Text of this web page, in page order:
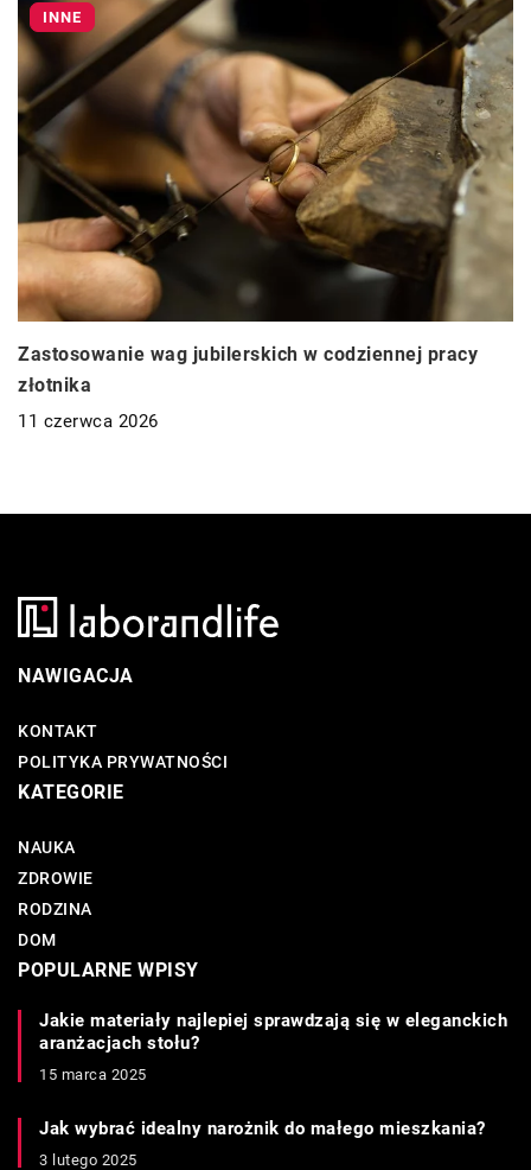
INNE
Zastosowanie wag jubilerskich w codziennej pracy
złotnika
11 czerwca 2026
NAWIGACJA
KONTAKT
POLITYKA PRYWATNOŚCI
KATEGORIE
NAUKA
ZDROWIE
RODZINA
DOM
POPULARNE WPISY
Jakie materiały najlepiej sprawdzają się w eleganckich
aranżacjach stołu?
15 marca 2025
Jak wybrać idealny narożnik do małego mieszkania?
3 lutego 2025